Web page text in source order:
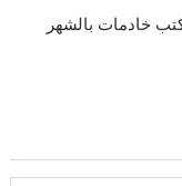
خادمات بالشهر